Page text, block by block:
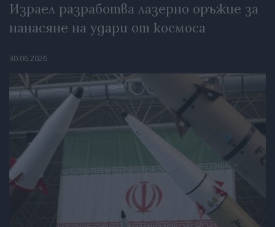
Израел разработва лазерно оръжие за
нанасяне на удари от космоса
30.06.2026